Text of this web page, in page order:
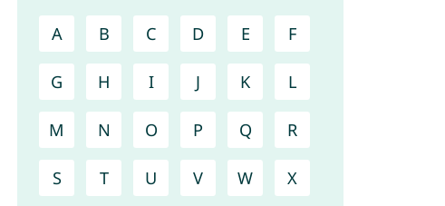
A B C D E F
G H I J K L
M N O P Q R
S T U V W X